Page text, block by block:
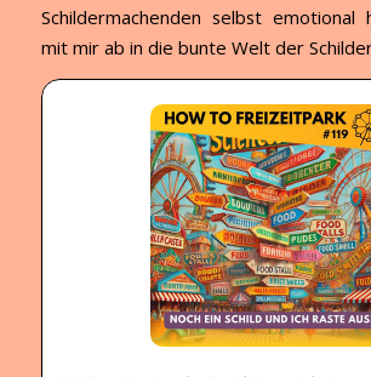
Schildermachenden selbst emotional
mit mir ab in die bunte Welt der